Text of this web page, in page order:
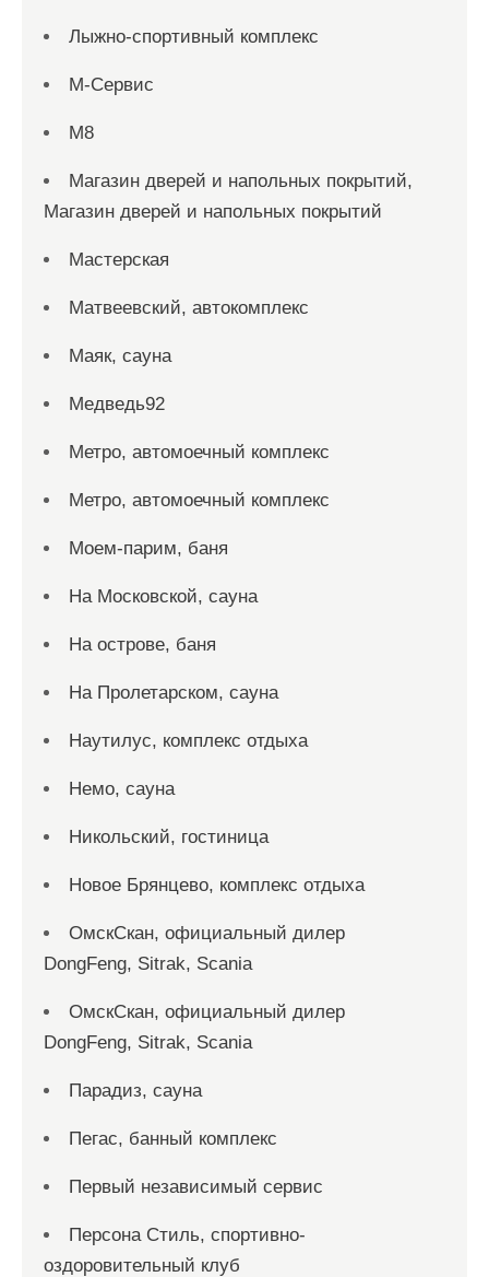
Лыжно-спортивный комплекс
М-Сервис
М8
Магазин дверей и напольных покрытий,
Магазин дверей и напольных покрытий
Мастерская
Матвеевский, автокомплекс
Маяк, сауна
Медведь92
Метро, автомоечный комплекс
Метро, автомоечный комплекс
Моем-парим, баня
На Московской, сауна
На острове, баня
На Пролетарском, сауна
Наутилус, комплекс отдыха
Немо, сауна
Никольский, гостиница
Новое Брянцево, комплекс отдыха
ОмскСкан, официальный дилер
DongFeng, Sitrak, Scania
ОмскСкан, официальный дилер
DongFeng, Sitrak, Scania
Парадиз, сауна
Пегас, банный комплекс
Первый независимый сервис
Персона Стиль, спортивно-
оздоровительный клуб